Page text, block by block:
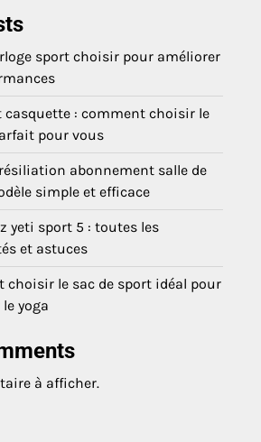
sport choisir pour améliorer
casquette : comment choisir le
pour vous
abonnement salle de
simple et efficace
yeti sport 5 : toutes les
et astuces
choisir le sac de sport idéal pour
yoga
à afficher.